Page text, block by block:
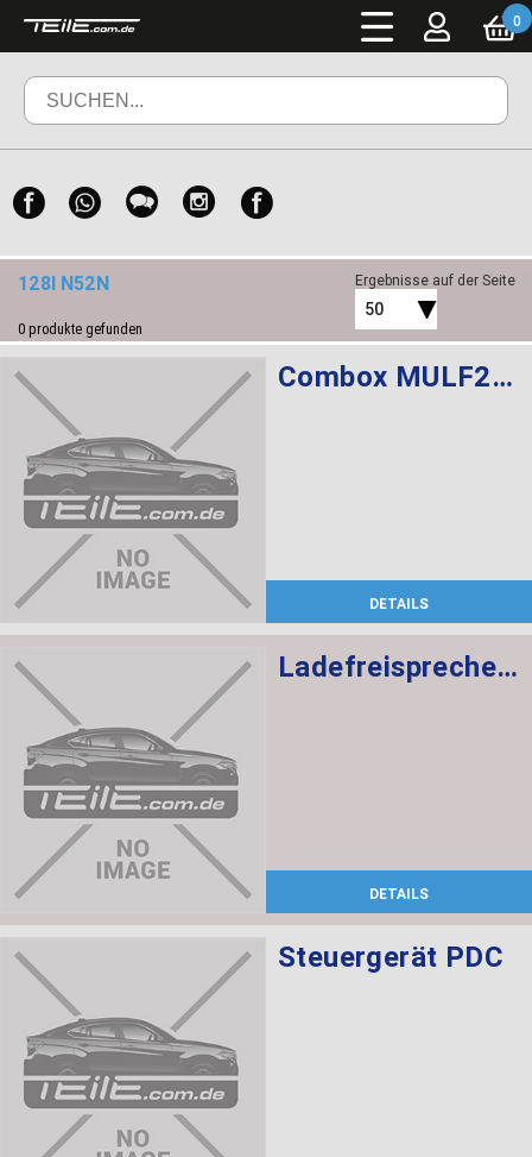
0
128I N52N
0 produkte gefunden
Ergebnisse auf der Seite
50
Combox MULF2 High Basis SVS
DETAILS
Ladefreisprechelektronik High
DETAILS
Steuergerät PDC